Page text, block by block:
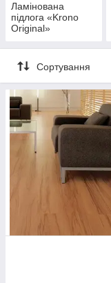
Ламінована
підлога «Krono
Original»
Сортування